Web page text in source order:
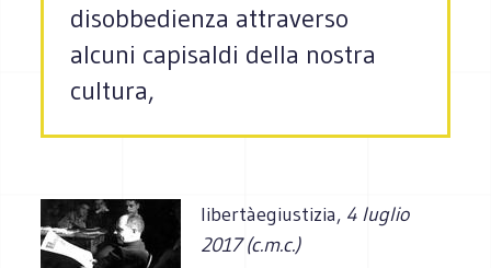
disobbedienza attraverso
alcuni capisaldi della nostra
cultura,
libertàegiustizia, 4 luglio
2017 (c.m.c.)